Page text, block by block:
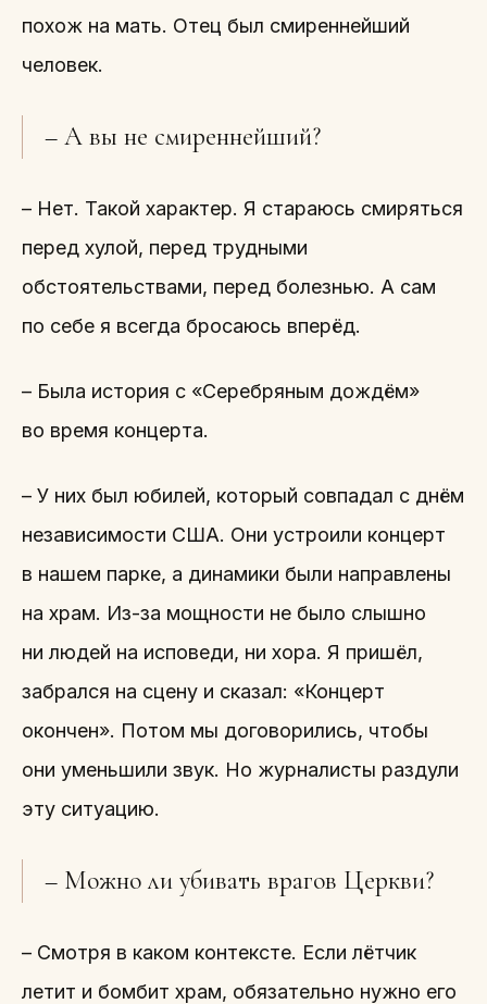
похож на мать. Отец был смиреннейший
человек.
– А вы не смиреннейший?
– Нет. Такой характер. Я стараюсь смиряться
перед хулой, перед трудными
обстоятельствами, перед болезнью. А сам
по себе я всегда бросаюсь вперёд.
– Была история с «Серебряным дождём»
во время концерта.
– У них был юбилей, который совпадал с днём
независимости США. Они устроили концерт
в нашем парке, а динамики были направлены
на храм. Из-за мощности не было слышно
ни людей на исповеди, ни хора. Я пришёл,
забрался на сцену и сказал: «Концерт
окончен». Потом мы договорились, чтобы
они уменьшили звук. Но журналисты раздули
эту ситуацию.
– Можно ли убивать врагов Церкви?
– Смотря в каком контексте. Если лётчик
летит и бомбит храм, обязательно нужно его